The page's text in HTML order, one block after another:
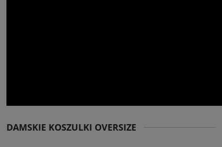
DAMSKIE KOSZULKI OVERSIZE